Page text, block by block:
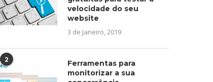
velocidade do seu
website
3 de Janeiro, 2019
2
Ferramentas para
monitorizar a sua